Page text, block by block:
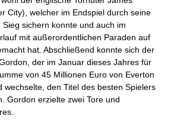
City), welcher im Endspiel durch seine
sichern konnte und auch im
mit außerordentlichen Paraden auf
hat. Abschließend konnte sich der
der im Januar dieses Jahres für
von 45 Millionen Euro von Everton
wechselte, den Titel des besten Spielers
Gordon erzielte zwei Tore und